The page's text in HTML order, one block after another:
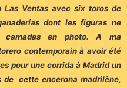
Las Ventas avec six toros de
dont les figuras ne
camadas en photo. A ma
contemporain à avoir été
pour une corrida à Madrid un
de cette encerona madrilène,